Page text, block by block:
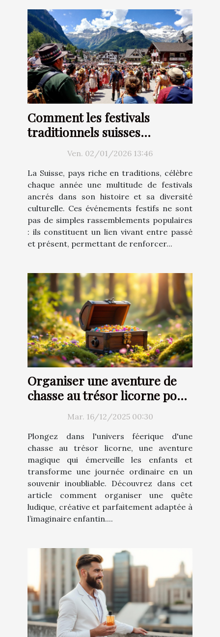
Comment les festivals
traditionnels suisses
renforcent-ils l'identité
culturelle ?Ven. 02/01/2026 13:46
La Suisse, pays riche en traditions, célèbre
chaque année une multitude de festivals
ancrés dans son histoire et sa diversité
culturelle. Ces événements festifs ne sont
pas de simples rassemblements populaires
: ils constituent un lien vivant entre passé
et présent, permettant de renforcer...
Organiser une aventure de
chasse au trésor licorne pour
enfantsMar. 16/12/2025 00:30
Plongez dans l'univers féerique d'une
chasse au trésor licorne, une aventure
magique qui émerveille les enfants et
transforme une journée ordinaire en un
souvenir inoubliable. Découvrez dans cet
article comment organiser une quête
ludique, créative et parfaitement adaptée à
l’imaginaire enfantin....